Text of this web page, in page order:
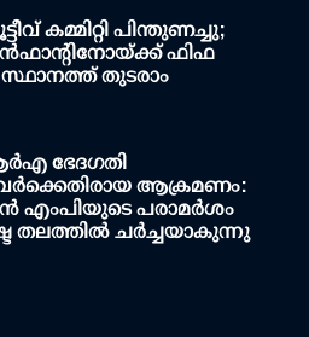
കമ്മിറ്റി പിന്തുണച്ചു;
ഫിഫ
സ്ഥാനത്ത് തുടരാം
ഭേദഗതി
ആക്രമണം:
എംപിയുടെ പരാമർശം
തലത്തിൽ ചർച്ചയാകുന്നു